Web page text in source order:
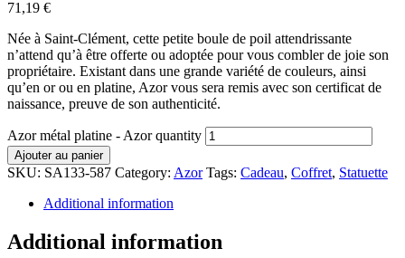
71,19 €
Née à Saint-Clément, cette petite boule de poil attendrissante
n’attend qu’à être offerte ou adoptée pour vous combler de joie son
propriétaire. Existant dans une grande variété de couleurs, ainsi
qu’en or ou en platine, Azor vous sera remis avec son certificat de
naissance, preuve de son authenticité.
Azor métal platine - Azor quantity
Ajouter au panier
SKU: SA133-587 Category: Azor Tags: Cadeau, Coffret, Statuette
Additional information
Additional information